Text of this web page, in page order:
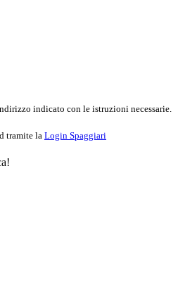
indicato con le istruzioni necessarie.
tramite la Login Spaggiari